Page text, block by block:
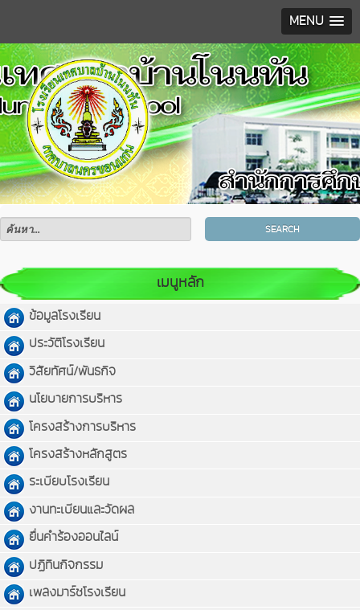
MENU
SEARCH
เมนูหลัก
ข้อมูลโรงเรียน
ประวัติโรงเรียน
วิสัยทัศน์/พันธกิจ
นโยบายการบริหาร
โครงสร้างการบริหาร
โครงสร้างหลักสูตร
ระเบียบโรงเรียน
งานทะเบียนและวัดผล
ยื่นคำร้องออนไลน์
ปฏิทินกิจกรรม
เพลงมาร์ชโรงเรียน